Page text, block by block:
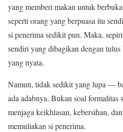
yang memberi makan untuk
seperti orang yang berpuasa itu
si penerima sedikit pun. Maka,
sendiri yang dibagikan dengan
yang nyata.
Namun, tidak sedikit yang lupa —
ada adabnya. Bukan soal formalitas
menjaga keikhlasan, kebersihan,
memuliakan si penerima.